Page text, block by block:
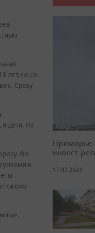
лет, но со
Сразу
и дети. На
Во
и
около
Приморье
инвест-
17.07.2026